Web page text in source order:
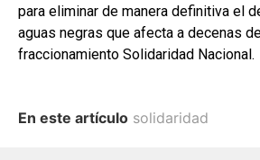
para eliminar de manera definitiva el
aguas negras que afecta a decenas
fraccionamiento Solidaridad Nacional.
En este artículo solidaridad